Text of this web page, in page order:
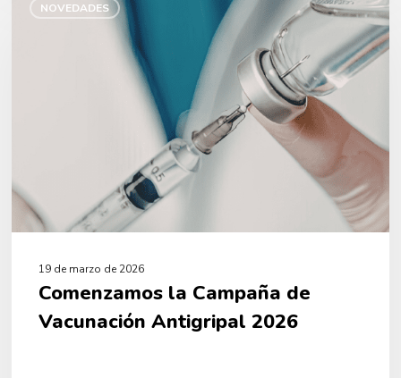
NOVEDADES
19 de marzo de 2026
Comenzamos la Campaña de
Vacunación Antigripal 2026